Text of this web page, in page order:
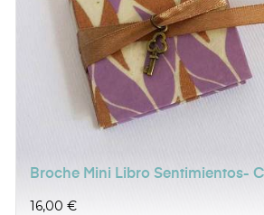
Broche Mini Libro Sentimientos-
Precio
16,00 €